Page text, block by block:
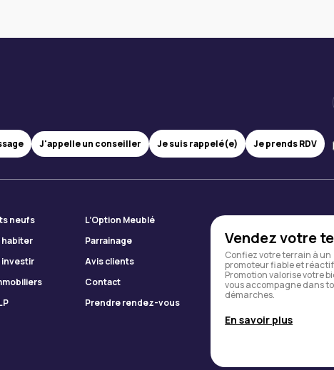
J'appelle un conseiller Je suis rappelé(e) Je prends RDV
neufs
L’Option Meublé
Parrainage
Avis clients
Contact
Prendre rendez-vous
Vendez votre
Confiez votre terrain à un
promoteur fiable et
Promotion valorise votre
vous accompagne dans
démarches.
En savoir plus